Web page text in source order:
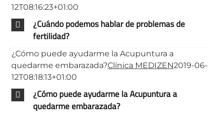
12T08:16:23+01:00
¿Cuándo podemos hablar de problemas de
fertilidad?
¿Cómo puede ayudarme la Acupuntura a
quedarme embarazada?Clínica MEDIZEN2019-06-
12T08:18:13+01:00
¿Cómo puede ayudarme la Acupuntura a
quedarme embarazada?